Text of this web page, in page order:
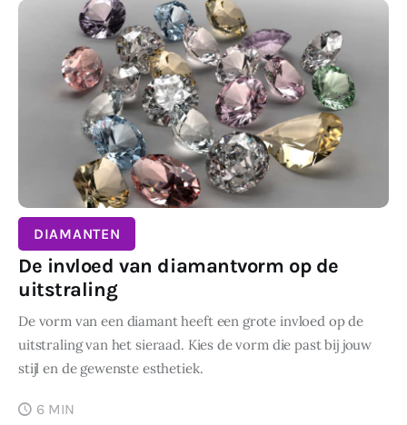
DIAMANTEN
De invloed van diamantvorm op de
uitstraling
De vorm van een diamant heeft een grote invloed op de
uitstraling van het sieraad. Kies de vorm die past bij jouw
stijl en de gewenste esthetiek.
6 MIN